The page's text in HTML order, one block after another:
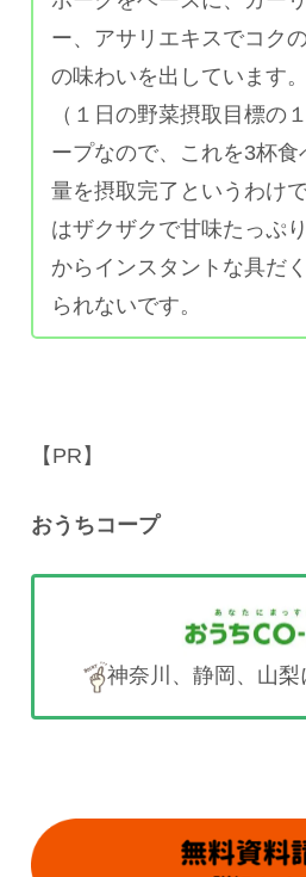
ー、アサリエキスでコク
の味わいを出しています
（１日の野菜摂取目標の
ープなので、これを3杯
量を摂取完了というわけ
はザクザクで甘味たっぷ
からインスタントな具だ
られないです。
【PR】
おうちコープ
神奈川、静岡、山